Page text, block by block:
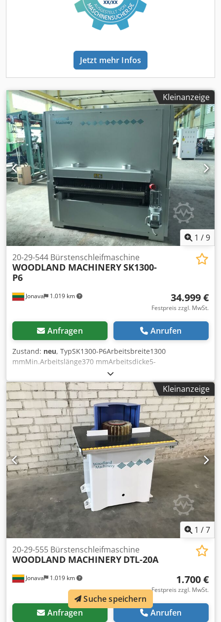
Jetzt mehr Infos
Kleinanzeige
1 /9
Jonava 1.019 km
20-29-544 Bürstenschleifmaschine
WOODLAND MACHINERYSK1300-
P6
34.999 €
Festpreis zzgl. MwSt.
Anfragen Anrufen
Zustand: neu, TypSK1300-P6Arbeitsbreite1300
mmMin.Arbeitslänge370 mmArbeitsdicke5-
140mmPolierwalzendrehzahl -
FrequenzregelungVorschubgeschwindigkeit2,5-12,5
m/minGesamtleistung Motor16,87 kW Dkjdpsd Tqtiofx
Aczor
Kleinanzeige
1 /7
Jonava 1.019 km
20-29-555 Bürstenschleifmaschine
WOODLAND MACHINERY DTL-20A
1.700 €
Festpreis zzgl. MwSt.
Anfragen Anrufen
Suche speichern